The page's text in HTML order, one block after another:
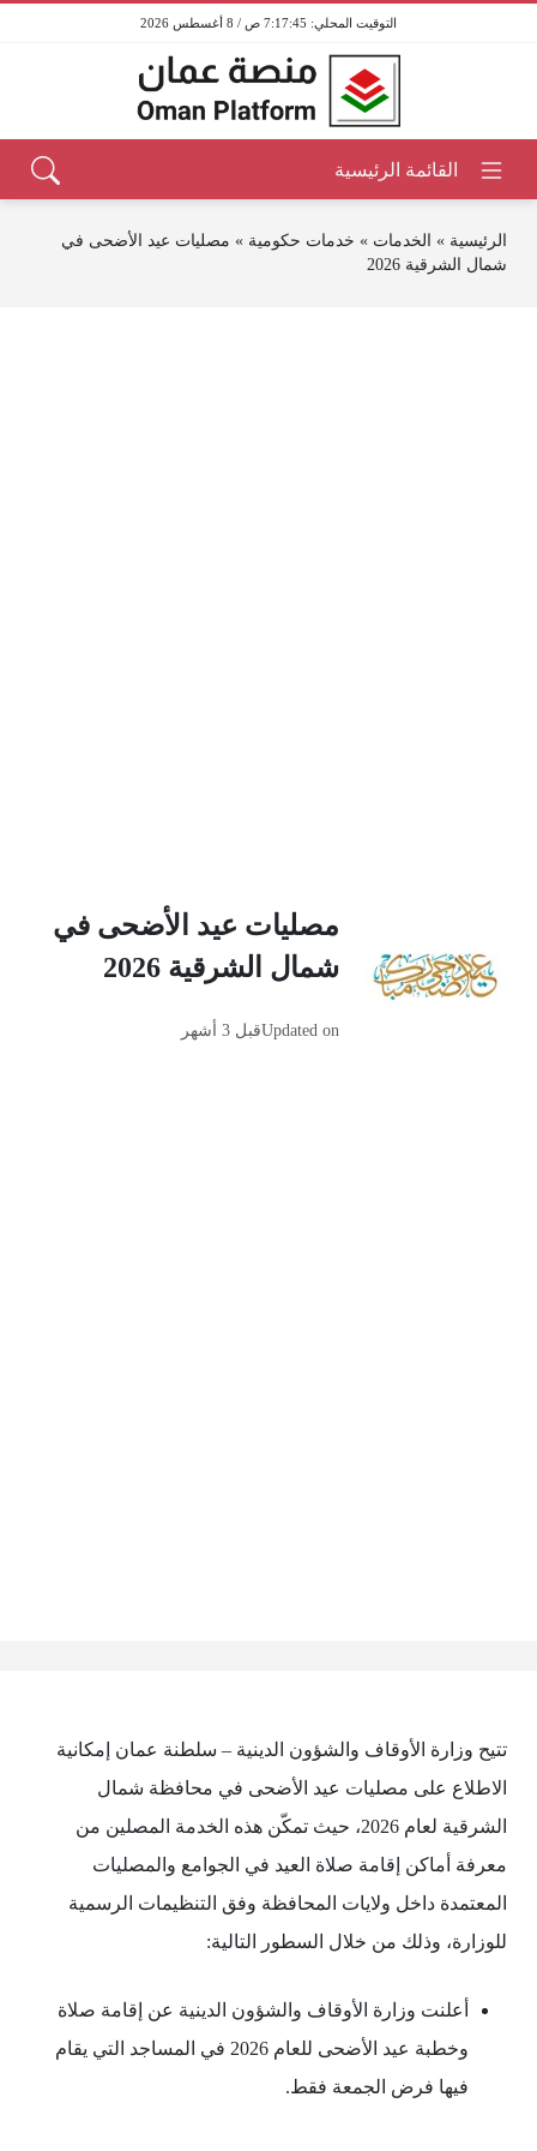
7:17:45 ص / 8 أغسطس 2026
الرئيسية » الخدمات » خدمات حكومية » مصليات عيد الأضحى في
شمال الشرقية 2026
مصليات عيد الأضحى في
شمال الشرقية 2026
Updated onقبل 3 أشهر
تتيح وزارة الأوقاف والشؤون الدينية – سلطنة عمان إمكانية
الاطلاع على مصليات عيد الأضحى في محافظة شمال
الشرقية لعام 2026، حيث تمكّن هذه الخدمة المصلين من
معرفة أماكن إقامة صلاة العيد في الجوامع والمصليات
المعتمدة داخل ولايات المحافظة وفق التنظيمات الرسمية
للوزارة، وذلك من خلال السطور التالية:
أعلنت وزارة الأوقاف والشؤون الدينية عن إقامة صلاة
وخطبة عيد الأضحى للعام 2026 في المساجد التي يقام
فيها فرض الجمعة فقط.